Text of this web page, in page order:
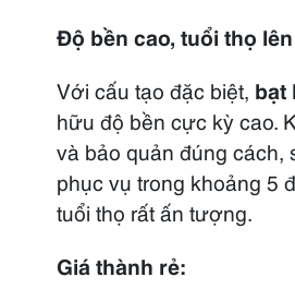
Độ bền cao, tuổi thọ
Với cấu tạo đặc biệt, bạt
hữu độ bền cực kỳ cao.
và bảo quản đúng cách,
phục vụ trong khoảng 5
tuổi thọ rất ấn tượng.
Giá thành rẻ: